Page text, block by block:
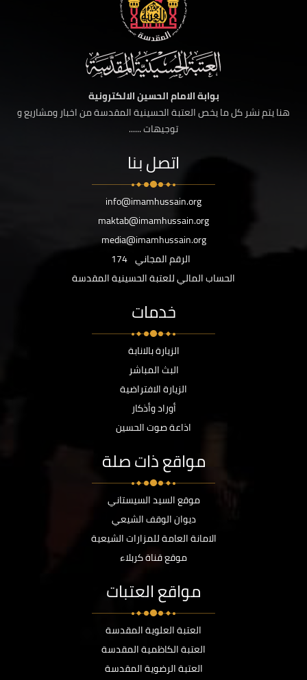
بوابة الامام الحسين الالكترونية
هنا يتم نشر كل ما يخص العتبة الحسينية المقدسة من اخبار ومشاريع و
توجيهات ......
اتصل بنا
info@imamhussain.org
maktab@imamhussain.org
media@imamhussain.org
الرقم المجاني 174
الحساب المالي للعتبة الحسينية المقدسة
خدمات
الزيارة بالانابة
البث المباشر
الزيارة الافتراضية
أوراد وأذكار
اذاعة صوت الحسين
مواقع ذات صلة
موقع السيد السيستاني
ديوان الوقف الشيعي
الامانة العامة للمزارات الشيعية
موقع قناة كربلاء
مواقع العتبات
العتبة العلوية المقدسة
العتبة الكاظمية المقدسة
العتبة الرضوية المقدسة